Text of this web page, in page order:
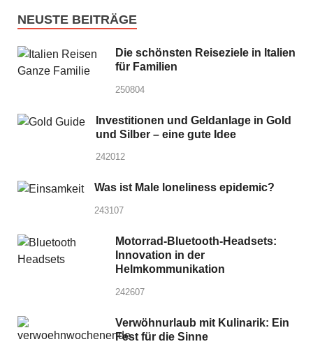
NEUSTE BEITRÄGE
Die schönsten Reiseziele in Italien
für Familien
250804
Investitionen und Geldanlage in Gold
und Silber – eine gute Idee
242012
Was ist Male loneliness epidemic?
243107
Motorrad-Bluetooth-Headsets:
Innovation in der
Helmkommunikation
242607
Verwöhnurlaub mit Kulinarik: Ein
Fest für die Sinne